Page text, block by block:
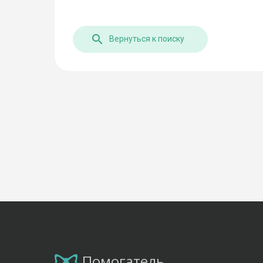
Вернуться к поиску